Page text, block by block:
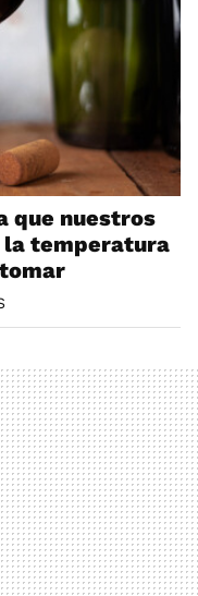
que nuestros
la temperatura